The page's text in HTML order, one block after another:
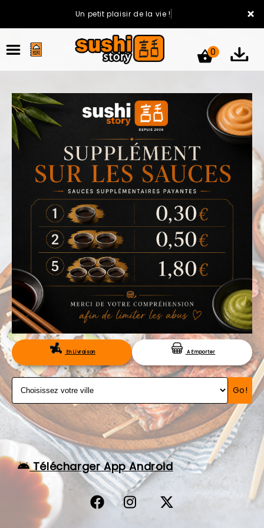
×
Un petit plaisir de la vie !
ACCUEIL
LA CARTE
VOTRE COMPTE
NOTRE RESTAURANT
VOS AVIS
MENTIONS LÉGALES
C.G.V
RÉSERVATION
0
En Livraison A Emporter
Go!
Télécharger App Android